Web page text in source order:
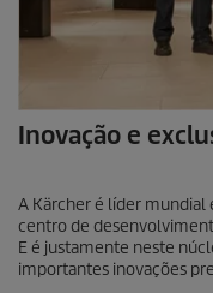
Inovação e
A Kärcher é líder mundial
centro de
E é justamente neste
importantes inovações